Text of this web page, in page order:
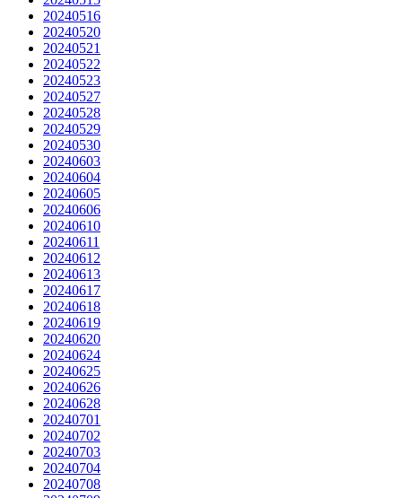
20240516
20240520
20240521
20240522
20240523
20240527
20240528
20240529
20240530
20240603
20240604
20240605
20240606
20240610
20240611
20240612
20240613
20240617
20240618
20240619
20240620
20240624
20240625
20240626
20240628
20240701
20240702
20240703
20240704
20240708